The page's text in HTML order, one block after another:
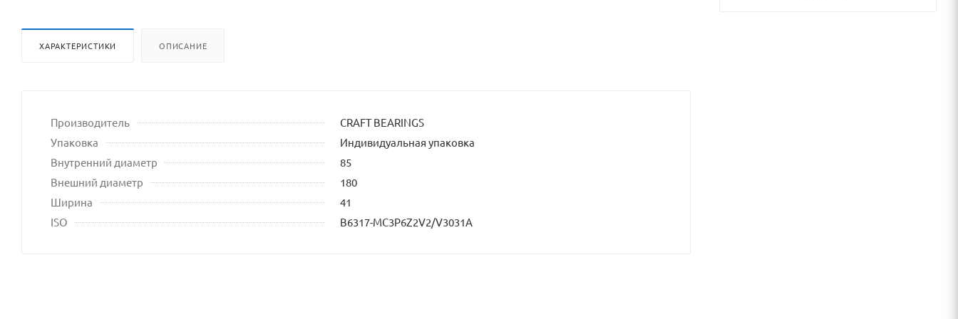
ХАРАКТЕРИСТИКИ ОПИСАНИЕ
Производитель
CRAFT BEARINGS
Упаковка
Индивидуальная упаковка
Внутренний диаметр
85
Внешний диаметр
180
Ширина
41
ISO
B6317-MC3P6Z2V2/V3031A